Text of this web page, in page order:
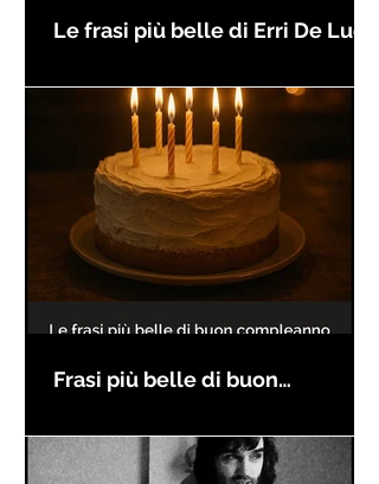
Le frasi più belle di Erri De Luca
Frasi più belle di buon